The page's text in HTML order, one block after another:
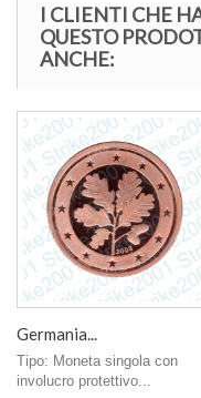
I CLIENTI CHE
QUESTO
ANCHE:
Germania...
Tipo: Moneta singola con
involucro protettivo...